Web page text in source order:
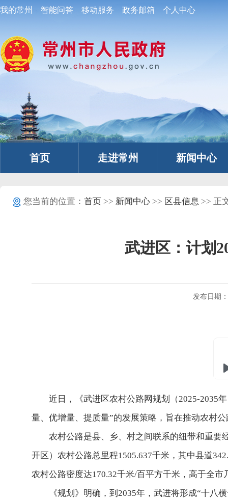
我的常州 智能问答 移动服务 政务邮箱 个人中心
首页 走进常州 新闻中心
您当前的位置： 首页>> 新闻中心>> 区县信息 >> 正
武进区：计划
发布日期
近日，《武进区农村公路网规划（2025-2035
量、优增量、提质量”的发展策略，旨在推动农村
农村公路是县、乡、村之间联系的纽带和重要
开区）农村公路总里程1505.637千米，其中县道
农村公路密度达170.32千米/百平方千米，高于全市
《规划》明确，到2035年，武进将形成“十